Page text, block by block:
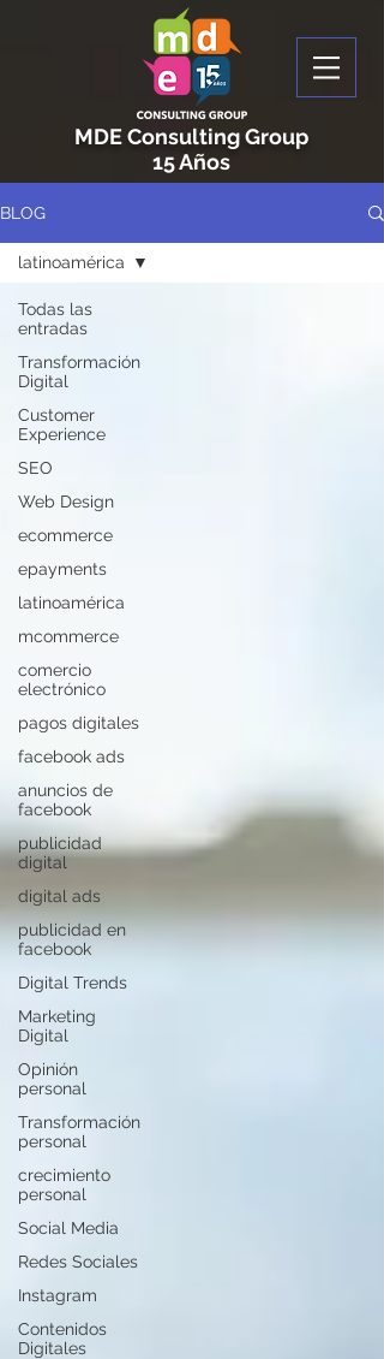
MDE Consulting Group
15 Años
BLOG
Todas las
entradas
Transformación
Digital
Customer
Experience
SEO
Web Design
ecommerce
epayments
latinoamérica
mcommerce
comercio
electrónico
pagos digitales
facebook ads
anuncios de
facebook
publicidad
digital
digital ads
publicidad en
facebook
Digital Trends
Marketing
Digital
Opinión
personal
Transformación
personal
crecimiento
personal
Social Media
Redes Sociales
Instagram
Contenidos
Digitales
latinoamérica